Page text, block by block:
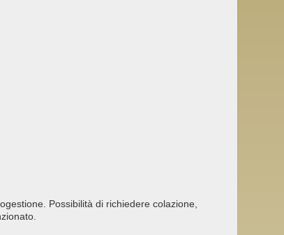
Possibilità di richiedere colazione,